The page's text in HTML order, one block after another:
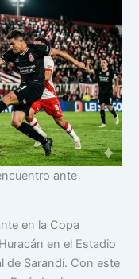
ante
en la Copa
en el Estadio
de Sarandí. Con este